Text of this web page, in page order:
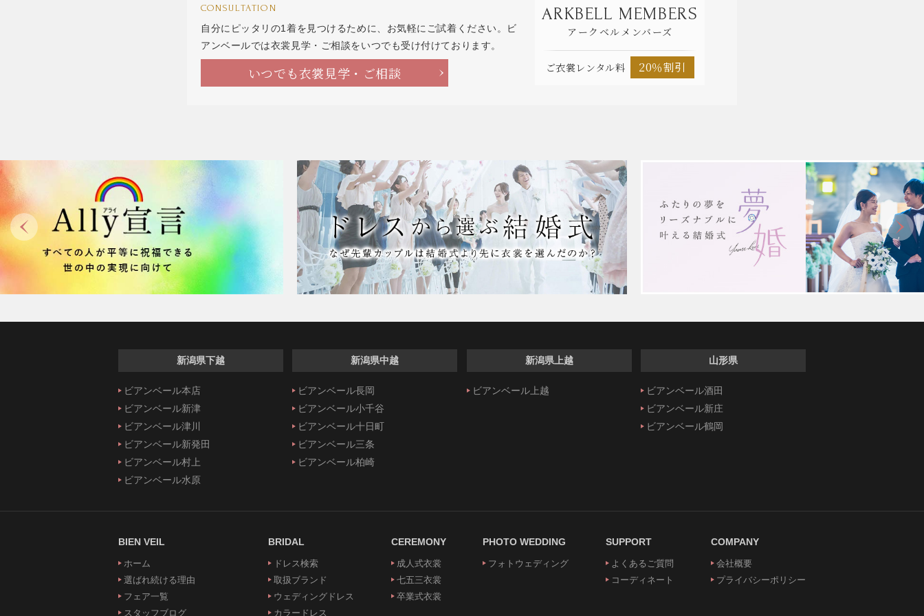
CONSULTATION
自分にピッタリの1着を見つけるために、お気軽にご試着ください。ビ
アンベールでは衣裳見学・ご相談をいつでも受け付けております。
いつでも衣裳見学・ご相談
ARKBELL MEMBERS
アークベルメンバーズ
ご衣裳レンタル料 20％割引
新潟県下越
ビアンベール本店
ビアンベール新津
ビアンベール津川
ビアンベール新発田
ビアンベール村上
ビアンベール水原
新潟県中越
ビアンベール長岡
ビアンベール小千谷
ビアンベール十日町
ビアンベール三条
ビアンベール柏崎
新潟県上越
ビアンベール上越
山形県
ビアンベール酒田
ビアンベール新庄
ビアンベール鶴岡
BIEN VEIL
ホーム
選ばれ続ける理由
フェア一覧
スタッフブログ
BRIDAL
ドレス検索
取扱ブランド
ウェディングドレス
カラードレス
CEREMONY
成人式衣裳
七五三衣裳
卒業式衣裳
PHOTO WEDDING
フォトウェディング
SUPPORT
よくあるご質問
コーディネート
COMPANY
会社概要
プライバシーポリシー